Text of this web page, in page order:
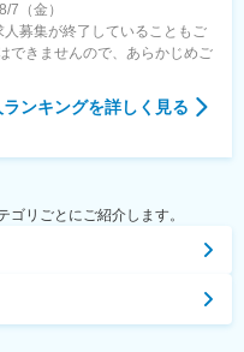
7（金）
募集が終了していることもご
できませんので、あらかじめご
ンキングを詳しく見る
リごとにご紹介します。